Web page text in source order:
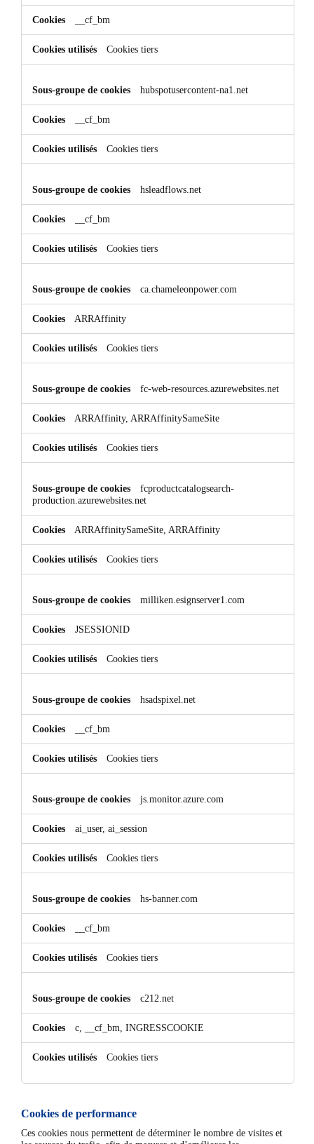
__cf_bm
Cookies tiers
hubspotusercontent-na1.net
__cf_bm
Cookies tiers
hsleadflows.net
__cf_bm
Cookies tiers
ca.chameleonpower.com
ARRAffinity
Cookies tiers
fc-web-resources.azurewebsites.net
ARRAffinity, ARRAffinitySameSite
Cookies tiers
fcproductcatalogsearch-
production.azurewebsites.net
ARRAffinitySameSite, ARRAffinity
Cookies tiers
milliken.esignserver1.com
JSESSIONID
Cookies tiers
hsadspixel.net
__cf_bm
Cookies tiers
js.monitor.azure.com
ai_user, ai_session
Cookies tiers
hs-banner.com
__cf_bm
Cookies tiers
c212.net
c, __cf_bm, INGRESSCOOKIE
Cookies tiers
Cookies de performance
Ces cookies nous permettent de déterminer le nombre de visites et